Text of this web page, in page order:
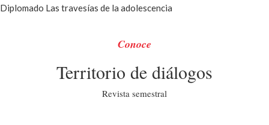
Diplomado Las travesías de la adolescencia
Conoce
Territorio de diálogos
Revista semestral